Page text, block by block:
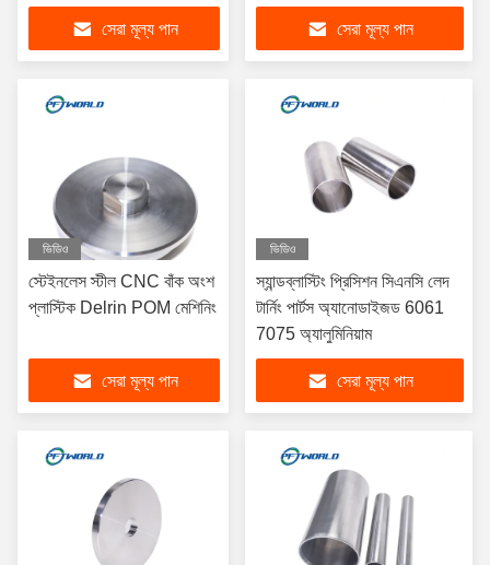
সেরা মূল্য পান সেরা মূল্য পান
ভিডিও
স্টেইনলেস স্টীল CNC বাঁক অংশ
প্লাস্টিক Delrin POM মেশিনিং
সেরা মূল্য পান
ভিডিও
স্যান্ডব্লাস্টিং প্রিসিশন সিএনসি লেদ
টার্নিং পার্টস অ্যানোডাইজড 6061
7075 অ্যালুমিনিয়াম
সেরা মূল্য পান